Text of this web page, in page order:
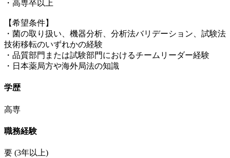
・高専卒以上
【希望条件】
・菌の取り扱い、機器分析、分析法バリデーション、試験法
技術移転のいずれかの経験
・品質部門または試験部門におけるチームリーダー経験
・日本薬局方や海外局法の知識
学歴
高専
職務経験
要 (3年以上)